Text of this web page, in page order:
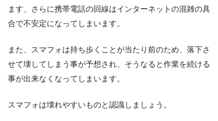
ます、さらに携帯電話の回線はインターネットの混雑の具
合で不安定になってしまいます。
また、スマフォは持ち歩くことが当たり前のため、落下さ
せて壊してしまう事が予想され、そうなると作業を続ける
事が出来なくなってしまいます。
スマフォは壊れやすいものと認識しましょう。